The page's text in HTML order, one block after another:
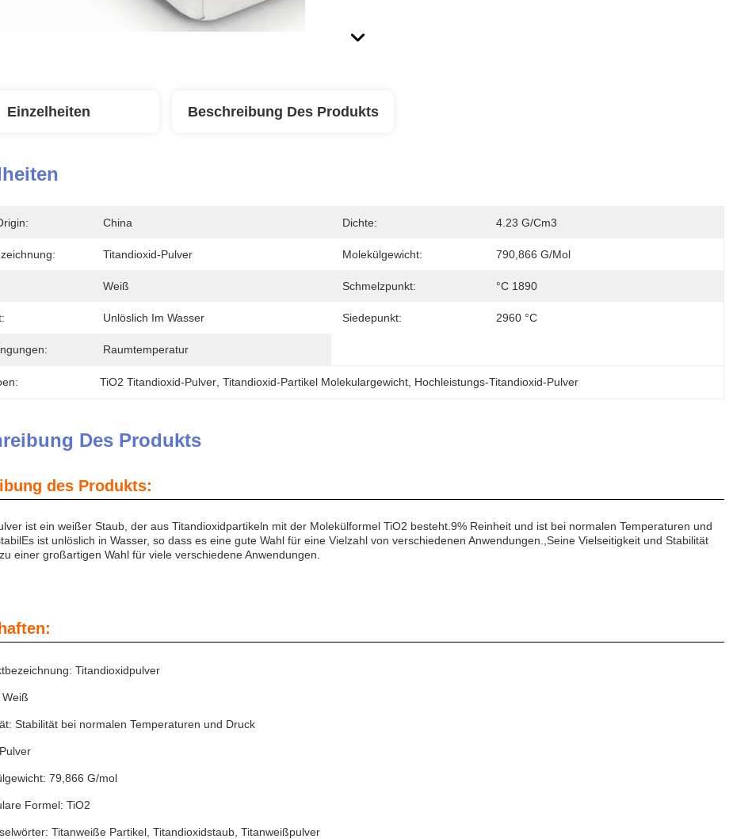
Einzelheiten Beschreibung Des Produkts
China Dichte: 4.23 G/cm3
Titandioxid-Pulver Molekülgewicht: 790,866 G/mol
Weiß Schmelzpunkt: °C 1890
Unlöslich Im Wasser Siedepunkt: 2960 °C
Raumtemperatur
TiO2 Titandioxid-Pulver, Titandioxid-Partikel Molekulargewicht, Hochleistungs-Titandioxid-Pulver
Des Produkts
des Produkts:
ist ein weißer Staub, der aus Titandioxidpartikeln mit der Molekülformel TiO2 besteht.9% Reinheit und ist bei normalen Temperaturen und
ist unlöslich in Wasser, so dass es eine gute Wahl für eine Vielzahl von verschiedenen Anwendungen.,Seine Vielseitigkeit und Stabilität
einer großartigen Wahl für viele verschiedene Anwendungen.
Titandioxidpulver
Stabilität bei normalen Temperaturen und Druck
79,866 G/mol
Formel: TiO2
Titanweiße Partikel, Titandioxidstaub, Titanweißpulver